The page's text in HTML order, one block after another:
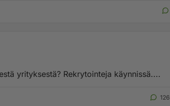
yrityksestä? Rekrytointeja käynnissä....
126